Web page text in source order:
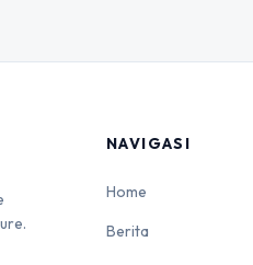
NAVIGASI
Home
Berita